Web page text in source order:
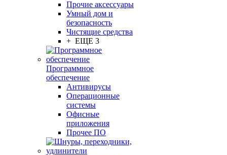
Прочие аксессуары
Умный дом и
безопасность
Чистящие средства
+ ЕЩЕ 3
Программное
обеспечение
Антивирусы
Операционные
системы
Офисные
приложения
Прочее ПО